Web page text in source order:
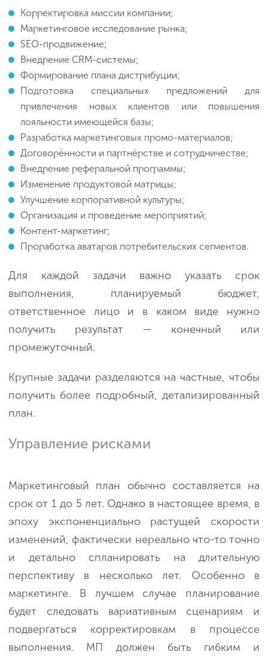
Корректировка миссии компании;
Маркетинговое исследование рынка;
SEO-продвижение;
Внедрение CRM-системы;
Формирование плана дистрибуции;
Подготовка специальных предложений для
привлечения новых клиентов или повышения
лояльности имеющейся базы;
Разработка маркетинговых промо-материалов;
Договорённости и партнёрстве и сотрудничестве;
Внедрение реферальной программы;
Изменение продуктовой матрицы;
Улучшение корпоративной культуры;
Организация и проведение мероприятий;
Контент-маркетинг;
Проработка аватаров потребительских сегментов.
Для каждой задачи важно указать срок
выполнения, планируемый бюджет,
ответственное лицо и в каком виде нужно
получить результат — конечный или
промежуточный.
Крупные задачи разделяются на частные, чтобы
получить более подробный, детализированный
план.
Управление рисками
Маркетинговый план обычно составляется на
срок от 1 до 5 лет. Однако в настоящее время, в
эпоху экспоненциально растущей скорости
изменений, фактически нереально что-то точно
и детально спланировать на длительную
перспективу в несколько лет. Особенно в
маркетинге. В лучшем случае планирование
будет следовать вариативным сценариям и
подвергаться корректировкам в процессе
выполнения. МП должен быть гибким и